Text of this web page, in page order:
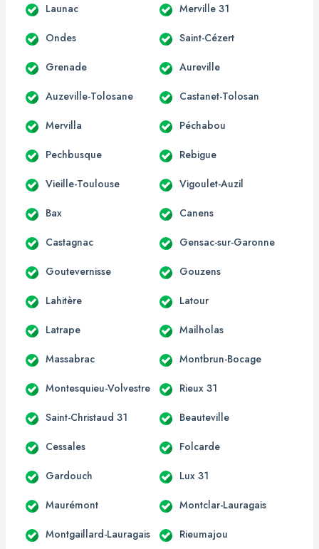
Launac Merville 31
Ondes Saint-Cézert
Grenade Aureville
Auzeville-Tolosane Castanet-Tolosan
Mervilla Péchabou
Pechbusque Rebigue
Vieille-Toulouse Vigoulet-Auzil
Bax Canens
Castagnac Gensac-sur-Garonne
Goutevernisse Gouzens
Lahitère Latour
Latrape Mailholas
Massabrac Montbrun-Bocage
Montesquieu-Volvestre Rieux 31
Saint-Christaud 31 Beauteville
Cessales Folcarde
Gardouch Lux 31
Maurémont Montclar-Lauragais
Montgaillard-Lauragais Rieumajou